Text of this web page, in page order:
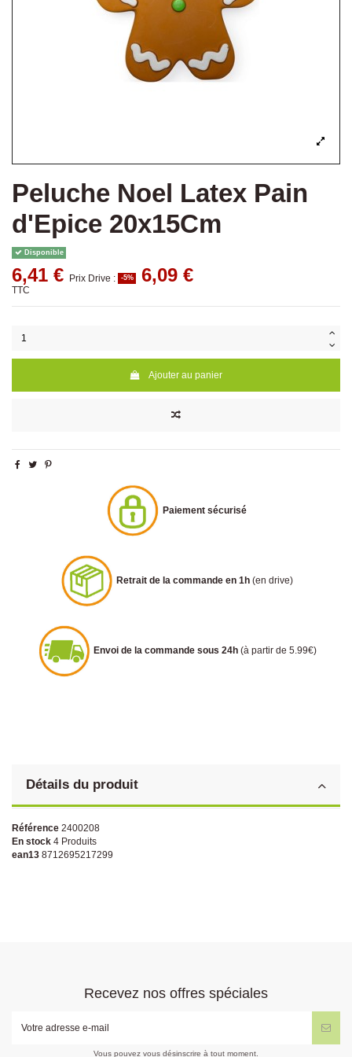
Peluche Noel Latex Pain
d'Epice 20x15Cm
Disponible
6,41 € Prix Drive : -5% 6,09 €
TTC
Ajouter au panier
Paiement sécurisé
Retrait de la commande en 1h (en drive)
Envoi de la commande sous 24h (à partir de 5.99€)
Détails du produit
Référence 2400208
En stock 4 Produits
ean13 8712695217299
Recevez nos offres spéciales
Vous pouvez vous désinscrire à tout moment.